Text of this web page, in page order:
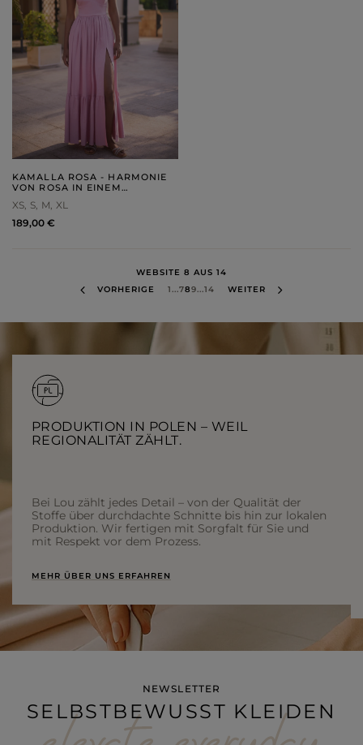
KAMALLA ROSA - HARMONIE
VON ROSA IN EINEM
XS S M XL
189,00 €
WEBSITE 8 AUS 14
VORHERIGE
1...789...14 WEITER
PRODUKTION IN POLEN – WEIL
REGIONALITÄT ZÄHLT.
Bei Lou zählt jedes Detail – von der Qualität der
Stoffe über durchdachte Schnitte bis hin zur lokalen
Produktion. Wir fertigen mit Sorgfalt für Sie und
mit Respekt vor dem Prozess.
MEHR ÜBER UNS ERFAHREN
NEWSLETTER
SELBSTBEWUSST KLEIDEN